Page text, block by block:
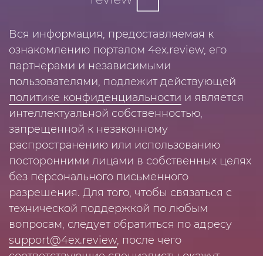
Вся информация, предоставляемая к
ознакомлению порталом 4ex.review, его
партнерами и независимыми
пользователями, подлежит действующей
политике конфиденциальности и является
интеллектуальной собственностью,
запрещенной к незаконному
распространению или использованию
посторонними лицами в собственных целях
без персонального письменного
разрешения. Для того, чтобы связаться с
технической поддержкой по любым
вопросам, следует обратиться по адресу
support@4ex.review, после чего